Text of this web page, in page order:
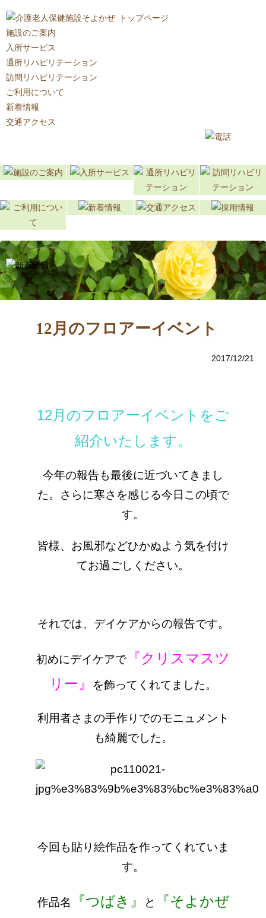
トップページ
施設のご案内
入所サービス
通所リハビリテーション
訪問リハビリテーション
ご利用について
新着情報
交通アクセス
12月のフロアーイベント
2017/12/21
12月のフロアーイベントをご
紹介いたします。
今年の報告も最後に近づいてきまし
た。さらに寒さを感じる今日この頃で
す。
皆様、お風邪などひかぬよう気を付け
てお過ごしください。
それでは、 デイケアからの報告です。
初めにデイケアで
『クリスマスツ
リー』
を飾ってくれてました。
利用者さまの手作りでのモニュメント
も綺麗でした。
今回も貼り絵作品を作ってくれていま
す。
作品名 『つばき』 と
『そよかぜ